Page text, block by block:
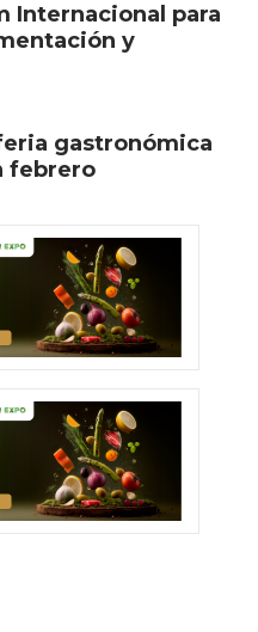
Internacional para
y
gastronómica
febrero